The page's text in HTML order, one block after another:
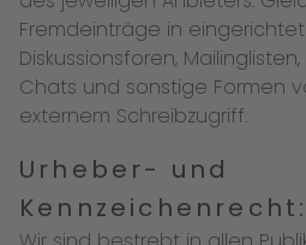
Fremdeinträge in
Diskussionsforen,
Chats und sonstige Formen
externem Schreibzugriff.
Urheber- und
Kennzeichenrecht: